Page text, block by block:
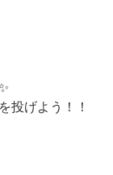
投げよう！！